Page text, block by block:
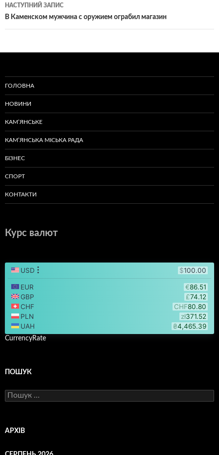
НАСТУПНИЙ ЗАПИС
В Каменском мужчина с оружием ограбил магазин
ГОЛОВНА
НОВИНИ
КАМ’ЯНСЬКЕ
КАМ’ЯНСЬКА МІСЬКА РАДА
БІЗНЕС
СПОРТ
КОНТАКТИ
Курс валют
CurrencyRate
ПОШУК
Пошук:
АРХІВ